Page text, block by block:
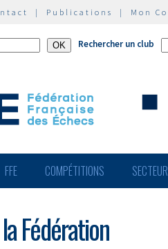
| Publications | Mon
Rechercher un club
FFE COMPÉTITIONS
Fédération